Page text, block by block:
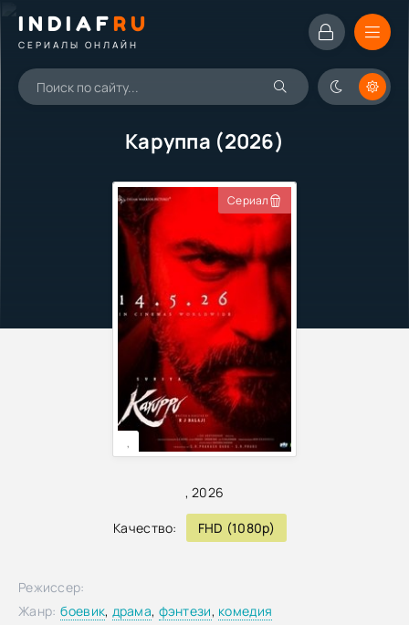
INDIAFRU
СЕРИАЛЫ ОНЛАЙН
Каруппа (2026)
,2026
Качество: FHD (1080p)
Сериал
,
Режиссер:
Жанр: боевик, драма, фэнтези, комедия